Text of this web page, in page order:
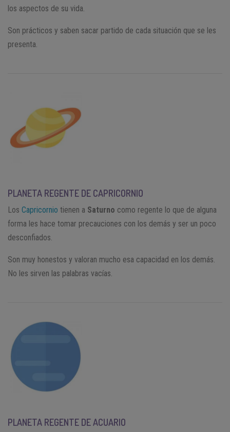
los aspectos de su vida.
Son prácticos y saben sacar partido de cada situación que se les
presenta.
PLANETA REGENTE DE CAPRICORNIO
Los Capricornio tienen a Saturno como regente lo que de alguna
forma les hace tomar precauciones con los demás y ser un poco
desconfiados.
Son muy honestos y valoran mucho esa capacidad en los demás.
No les sirven las palabras vacías.
PLANETA REGENTE DE ACUARIO